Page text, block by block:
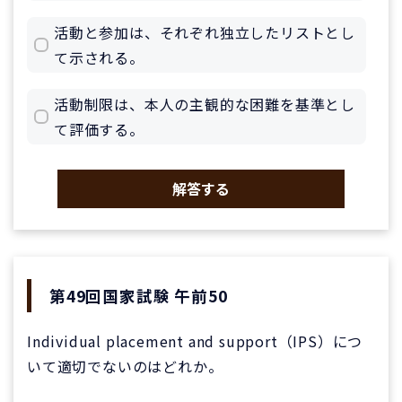
活動と参加は、それぞれ独立したリストとし
て示される。
活動制限は、本人の主観的な困難を基準とし
て評価する。
解答する
第49回国家試験 午前50
Individual placement and support（IPS）につ
いて適切でないのはどれか。